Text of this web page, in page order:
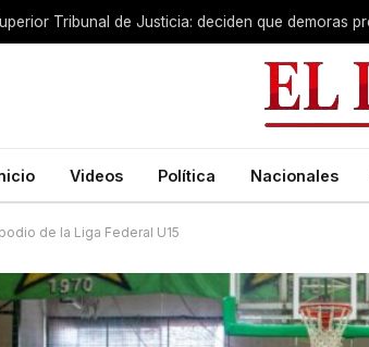
Videos Política Nacionales
de la Liga Federal U15